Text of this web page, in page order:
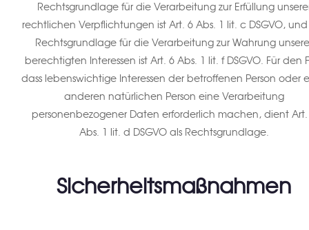
Rechtsgrundlage für die Verarbeitung zur Erfüllung
rechtlichen Verpflichtungen ist Art. 6 Abs. 1 lit. c DSGVO,
Rechtsgrundlage für die Verarbeitung zur Wahrung
berechtigten Interessen ist Art. 6 Abs. 1 lit. f DSGVO. Für den
dass lebenswichtige Interessen der betroffenen Person oder
anderen natürlichen Person eine Verarbeitung
personenbezogener Daten erforderlich machen, dient Art.
Abs. 1 lit. d DSGVO als Rechtsgrundlage.
Sicherheitsmaßnahmen